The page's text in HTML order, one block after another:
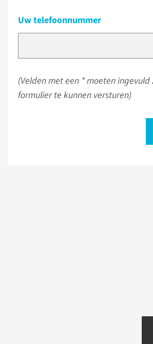
Uw telefoonnummer
(Velden met een * moeten ingevuld
formulier te kunnen versturen)